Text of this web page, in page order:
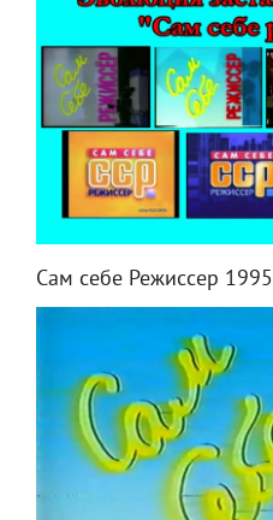
Сам себе Режиссер 1995